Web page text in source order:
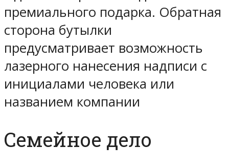
премиального подарка. Обратная
сторона бутылки
предусматривает возможность
лазерного нанесения надписи с
инициалами человека или
названием компании
Семейное дело